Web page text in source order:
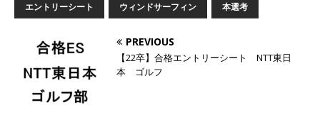
用企業
格!! 】 需要が伸び続ける安定したリフォーム業界
エントリーシート ウィンドサーフィン 本選考
PREVIOUS
【22卒】合格エントリーシート NTT東日
本 ゴルフ